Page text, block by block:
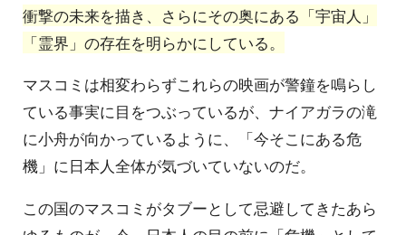
衝撃の未来を描き、さらにその奥にある「宇宙人」
「霊界」の存在を明らかにしている。
マスコミは相変わらずこれらの映画が警鐘を鳴らし
ている事実に目をつぶっているが、ナイアガラの滝
に小舟が向かっているように、「今そこにある危
機」に日本人全体が気づいていないのだ。
この国のマスコミがタブーとして忌避してきたあら